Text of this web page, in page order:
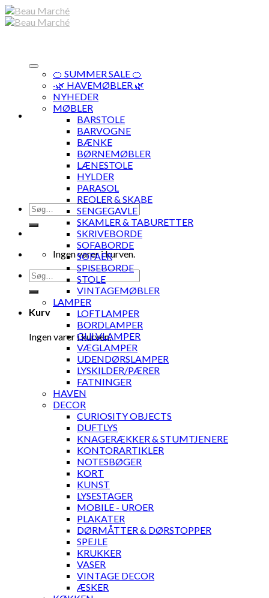
Skip
to
Søg
efter:
Ingen varer i kurven.
Søg
efter:
Kurv
Ingen varer i kurven.
🍊 SUMMER SALE 🍊
·🌿 HAVEMØBLER 🌿
NYHEDER
MØBLER
BARSTOLE
BARVOGNE
BÆNKE
BØRNEMØBLER
LÆNESTOLE
HYLDER
PARASOL
REOLER & SKABE
SENGEGAVLE
SKAMLER & TABURETTER
SKRIVEBORDE
SOFABORDE
SOFAER
SPISEBORDE
STOLE
VINTAGEMØBLER
LAMPER
LOFTLAMPER
BORDLAMPER
GULVLAMPER
VÆGLAMPER
UDENDØRSLAMPER
LYSKILDER/PÆRER
FATNINGER
HAVEN
DECOR
CURIOSITY OBJECTS
DUFTLYS
KNAGERÆKKER & STUMTJENERE
KONTORARTIKLER
NOTESBØGER
KORT
KUNST
LYSESTAGER
MOBILE - UROER
PLAKATER
DØRMÅTTER & DØRSTOPPER
SPEJLE
KRUKKER
VASER
VINTAGE DECOR
ÆSKER